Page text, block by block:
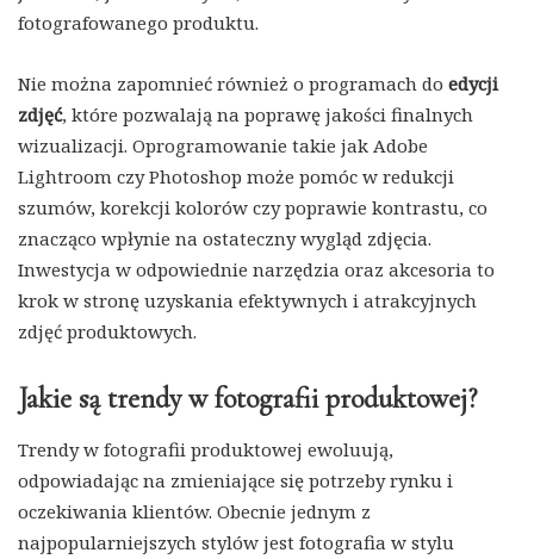
fotografowanego produktu.
Nie można zapomnieć również o programach do edycji
zdjęć, które pozwalają na poprawę jakości finalnych
wizualizacji. Oprogramowanie takie jak Adobe
Lightroom czy Photoshop może pomóc w redukcji
szumów, korekcji kolorów czy poprawie kontrastu, co
znacząco wpłynie na ostateczny wygląd zdjęcia.
Inwestycja w odpowiednie narzędzia oraz akcesoria to
krok w stronę uzyskania efektywnych i atrakcyjnych
zdjęć produktowych.
Jakie są trendy w fotografii produktowej?
Trendy w fotografii produktowej ewoluują,
odpowiadając na zmieniające się potrzeby rynku i
oczekiwania klientów. Obecnie jednym z
najpopularniejszych stylów jest fotografia w stylu